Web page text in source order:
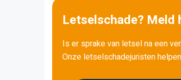
Letselschade? Meld
Is er sprake van letsel na een
Onze letselschadejuristen